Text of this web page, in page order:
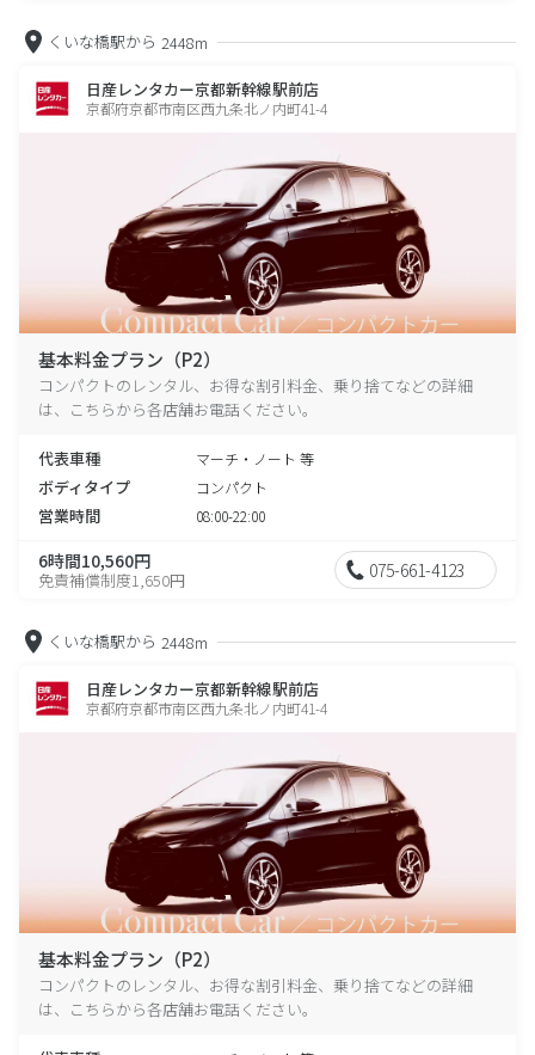
くいな橋駅から 2448m
日産レンタカー京都新幹線駅前店
京都府京都市南区西九条北ノ内町41-4
基本料金プラン（P2）
コンパクトのレンタル、お得な割引料金、乗り捨てなどの詳細
は、こちらから各店舗お電話ください。
代表車種 マーチ・ノート 等
ボディタイプ コンパクト
営業時間 08:00-22:00
6時間10,560円
免責補償制度1,650円 075-661-4123
くいな橋駅から 2448m
日産レンタカー京都新幹線駅前店
京都府京都市南区西九条北ノ内町41-4
基本料金プラン（P2）
コンパクトのレンタル、お得な割引料金、乗り捨てなどの詳細
は、こちらから各店舗お電話ください。